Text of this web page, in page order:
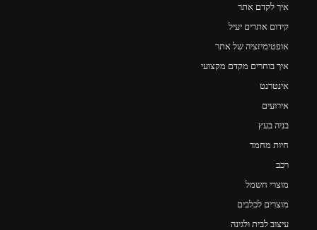
איך לקדם אתר
קידום אתרים יעיל
אופטימיזציה של אתר
איך בוחרים מקדם מקצועי
אינטרנט
אירועים
בניה בעץ
חיות מחמד
רכב
מוצרי חשמל
מוצרים לכלבים
עיצוב לבית ולגינה